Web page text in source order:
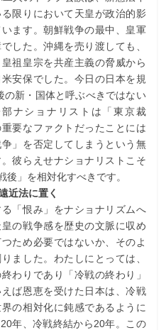
限りにおいて天皇が政治的影
ます。朝鮮戦争の最中、皇軍
した。沖縄を売り渡しても、
祖皇宗を共産主義の脅威から
安保でした。今日の日本を規
の新・国体と呼ぶべきではない
ナショナリストは「東京裁
要なファクトだったことには
」を否定してしまうという無
彼らえせナショナリストこそ
後」を相対化すべきです。
近法に置く
「恨み」をナショナリズムへ
の戦争感を歴史の文脈に収め
ため必要ではないか、そのよ
ました。わたしにとっては、
わりであり「冷戦の終わり」
ば恩恵を受けた日本は、冷戦
の相対化に鈍感であるように
年、冷戦終結から20年。この